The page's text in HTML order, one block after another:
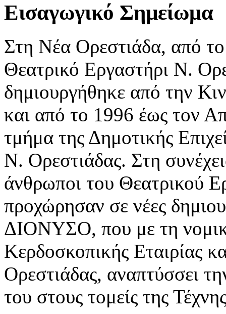
Εισαγωγικό Σημείωμα
Στη Νέα Ορεστιάδα, από το
Θεατρικό Εργαστήρι Ν.
δημιουργήθηκε από την
και από το 1996 έως τον
τμήμα της Δημοτικής
Ν. Ορεστιάδας. Στη
άνθρωποι του Θεατρικού
προχώρησαν σε νέες
ΔΙΟΝΥΣΟ, που με τη
Κερδοσκοπικής Εταιρίας
Ορεστιάδας, αναπτύσσει
του στους τομείς της